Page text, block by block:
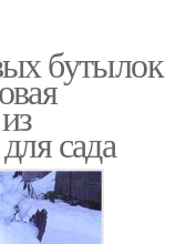
бутылок
сада